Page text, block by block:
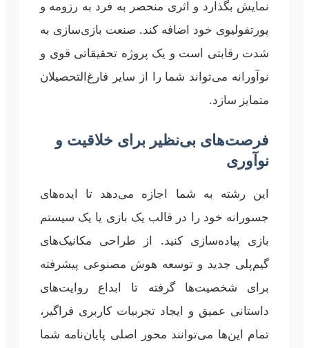
نمایش بگذارد و اثری منحصر به فرد به رزومه و
پورتفولیوی خود اضافه کند. صنعت بازی‌سازی به
شدت رقابتی است و یک پروژه تحقیقاتی قوی و
نوآورانه می‌تواند شما را از سایر فارغ‌التحصیلان
متمایز سازد.
فرصت‌های بی‌نظیر برای خلاقیت و
نوآوری
این رشته به شما اجازه می‌دهد تا ایده‌های
جسورانه خود را در قالب یک بازی یا یک سیستم
بازی پیاده‌سازی کنید. از طراحی مکانیک‌های
گیم‌پلی جدید و توسعه هوش مصنوعی پیشرفته
برای شخصیت‌ها گرفته تا ابداع روایت‌های
داستانی عمیق و ایجاد تجربیات کاربری فراگیر،
تمام این‌ها می‌توانند محور اصلی پایان‌نامه شما